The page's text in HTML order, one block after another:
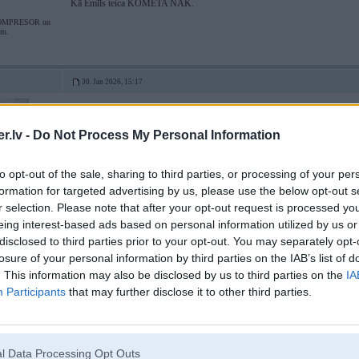
- Do Not Process My Personal Information
opt-out of the sale, sharing to third parties, or processing of your
for targeted advertising by us, please use the below opt-out
selection. Please note that after your opt-out request is processed
interest-based ads based on personal information utilized by us
to third parties prior to your opt-out. You may separately
of your personal information by third parties on the IAB’s list of
This information may also be disclosed by us to third parties on the
Participants that may further disclose it to other third parties.
Data Processing Opt Outs
un
Kā Emīls teica KOMĒTA NĀK.
30. Jan 2026, 15:17
un
Latvijas ATC brīdina par atmosfērā ienākošiem kosmosa atkritumiem.
Kā Emīls teica KOMĒTA NĀK.
31. Jan 2026, 13:47
30 Jan 2026, 12:57:06@ledusskapis- rakstīja: